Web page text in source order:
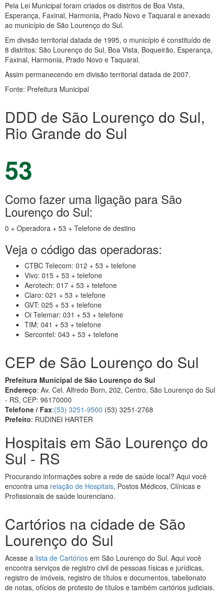
Pela Lei Municipal foram criados os distritos de Boa Vista,
Esperança, Faxinal, Harmonia, Prado Novo e Taquaral e anexado
ao município de São Lourenço do Sul.
Em divisão territorial datada de 1995, o município é constituído de
8 distritos: São Lourenço do Sul, Boa Vista, Boqueirão, Esperança,
Faxinal, Harmonia, Prado Novo e Taquaral.
Assim permanecendo em divisão territorial datada de 2007.
Fonte: Prefeitura Municipal
DDD de São Lourenço do Sul,
Rio Grande do Sul
53
Como fazer uma ligação para São
Lourenço do Sul:
0 + Operadora + 53 + Telefone de destino
Veja o código das operadoras:
CTBC Telecom: 012 + 53 + telefone
Vivo: 015 + 53 + telefone
Aerotech: 017 + 53 + telefone
Claro: 021 + 53 + telefone
GVT: 025 + 53 + telefone
Oi Telemar: 031 + 53 + telefone
TIM: 041 + 53 + telefone
Sercontel: 043 + 53 + telefone
CEP de São Lourenço do Sul
Prefeitura Municipal de São Lourenço do Sul
Endereço: Av. Cel. Alfredo Born, 202, Centro, São Lourenço do Sul
- RS, CEP: 96170000
Telefone / Fax:(53) 3251-9500 (53) 3251-2768
Prefeito: RUDINEI HARTER
Hospitais em São Lourenço do
Sul - RS
Procurando informações sobre a rede de saúde local? Aqui você
encontra uma relação de Hospitais, Postos Médicos, Clínicas e
Profissionais de saúde lourenciano.
Cartórios na cidade de São
Lourenço do Sul
Acesse a lista de Cartórios em São Lourenço do Sul. Aqui você
encontra serviços de registro civil de pessoas físicas e jurídicas,
registro de imóveis, registro de títulos e documentos, tabelionato
de notas, ofícios de protesto de títulos e também cartórios judiciais.